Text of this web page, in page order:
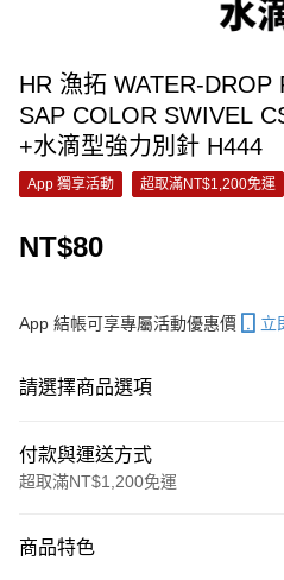
HR 漁拓 WATER-DROP
SAP COLOR SWIVEL
+水滴型強力別針 H444
App 獨享活動 超取滿NT$1,200免運
NT$80
App 結帳可享專屬活動優惠價 立
請選擇商品選項
付款與運送方式
超取滿NT$1,200免運
信用卡一次付款
商品特色